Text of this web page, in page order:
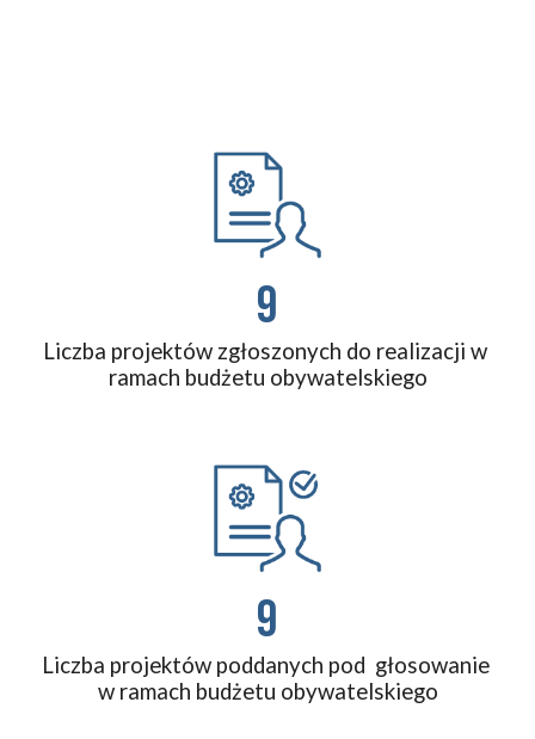
9
Liczba projektów zgłoszonych do realizacji w
ramach budżetu obywatelskiego
9
Liczba projektów poddanych pod  głosowanie
w ramach budżetu obywatelskiego